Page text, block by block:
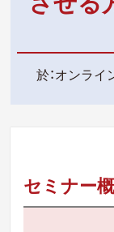
於：オンライ
セミナー